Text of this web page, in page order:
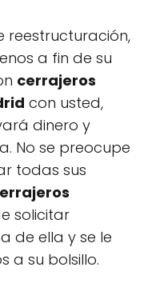
reestructuración,
a fin de su
cerrajeros
con usted,
dinero y
No se preocupe
todas sus
solicitar
de ella y se le
a su bolsillo.